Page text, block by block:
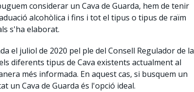
considerar un Cava de Guarda, hem de tenir
alcohòlica i fins i tot el tipus o tipus de raïm
s'ha elaborat.
el juliol de 2020 pel ple del Consell Regulador de la
diferents tipus de Cava existents actualment al
més informada. En aquest cas, si busquem un
un Cava de Guarda és l'opció ideal.